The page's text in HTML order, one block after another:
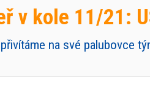
v kole 11/21:
na své palubovce